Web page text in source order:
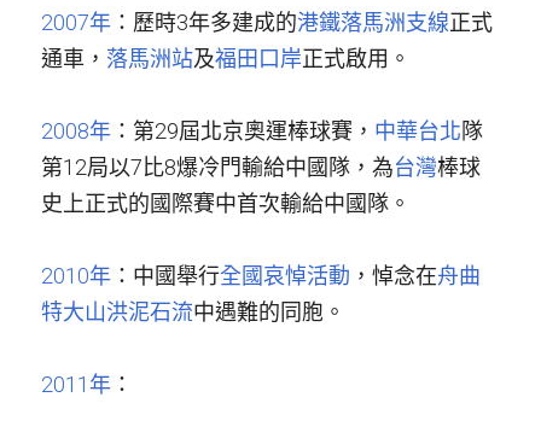
2007年 ：歷時3年多建成的港鐵落馬洲支線正式
通車， 落馬洲站及福田口岸正式啟用。
2008年 ：第29屆北京奧運棒球賽， 中華台北隊
第12局以7比8爆冷門輸給中國隊，為台灣棒球
史上正式的國際賽中首次輸給中國隊。
2010年 ：中國舉行全國哀悼活動 ，悼念在舟曲
特大山洪泥石流中遇難的同胞。
2011年 ：